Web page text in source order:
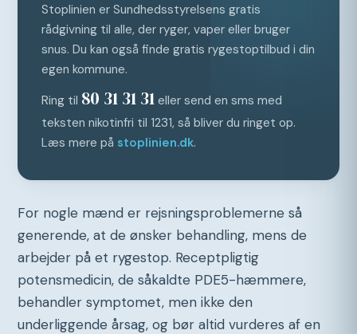
Stoplinien er Sundhedsstyrelsens gratis
rådgivning til alle, der ryger, vaper eller bruger
snus. Du kan også finde gratis rygestoptilbud i din
egen kommune.
Ring til 80 31 31 31 eller send en sms med
teksten nikotinfri til 1231, så bliver du ringet op.
Læs mere på stoplinien.dk.
For nogle mænd er rejsningsproblemerne så
generende, at de ønsker behandling, mens de
arbejder på et rygestop. Receptpligtig
potensmedicin, de såkaldte PDE5-hæmmere,
behandler symptomet, men ikke den
underliggende årsag, og bør altid vurderes af en